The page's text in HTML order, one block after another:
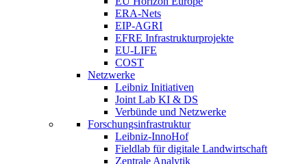
ERA-Nets
EIP-AGRI
EFRE Infrastrukturprojekte
EU-LIFE
COST
Netzwerke
Leibniz Initiativen
Joint Lab KI & DS
Verbünde und Netzwerke
Forschungsinfrastruktur
Leibniz-InnoHof
Fieldlab für digitale Landwirtschaft
Zentrale Analytik